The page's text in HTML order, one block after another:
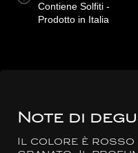
Contiene Solfiti -
Prodotto in Italia
Note di
Il colore è rosso